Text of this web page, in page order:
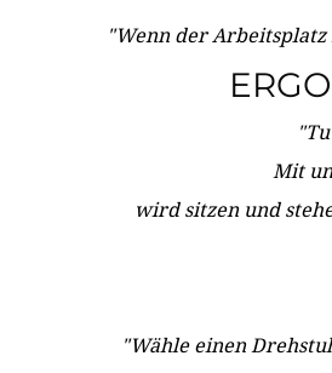
"Wenn der
Mit
wird sitzen und
"Wähle einen